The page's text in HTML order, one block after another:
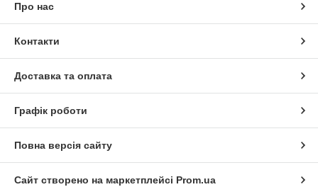
Про нас
Контакти
Доставка та оплата
Графік роботи
Повна версія сайту
Сайт створено на маркетплейсі Prom.ua